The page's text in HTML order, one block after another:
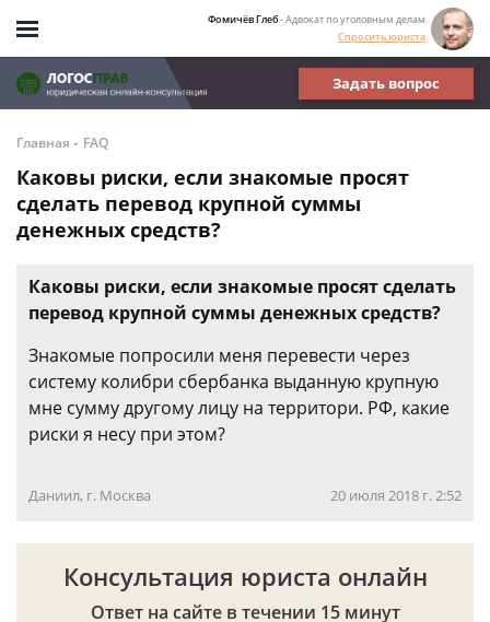
Фомичёв Глеб- Адвокат по уголовным делам
Спросить юриста
Задать вопрос
Главная - FAQ
Каковы риски, если знакомые просят
сделать перевод крупной суммы
денежных средств?
Каковы риски, если знакомые просят сделать
перевод крупной суммы денежных средств?
Знакомые попросили меня перевести через
систему колибри сбербанка выданную крупную
мне сумму другому лицу на территори. РФ, какие
риски я несу при этом?
Даниил, г. Москва 20 июля 2018 г. 2:52
Консультация юриста онлайн
Ответ на сайте в течении 15 минут